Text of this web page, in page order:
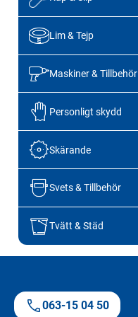
Lim & Tejp
Maskiner & Tillbehör
Personligt skydd
Skärande
Svets & Tillbehör
Tvätt & Städ
063-15 04 50